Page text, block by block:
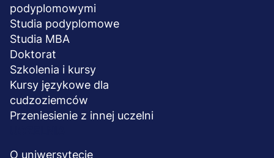
podyplomowymi
Studia podyplomowe
Studia MBA
Doktorat
Szkolenia i kursy
Kursy językowe dla
cudzoziemców
Przeniesienie z innej uczelni
O uniwersytecie